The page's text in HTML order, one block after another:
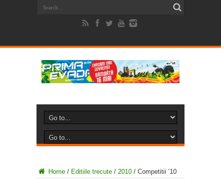
Home / Editiile trecute / 2010 / Competitii ’10